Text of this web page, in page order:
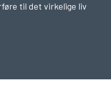
til det virkelige liv